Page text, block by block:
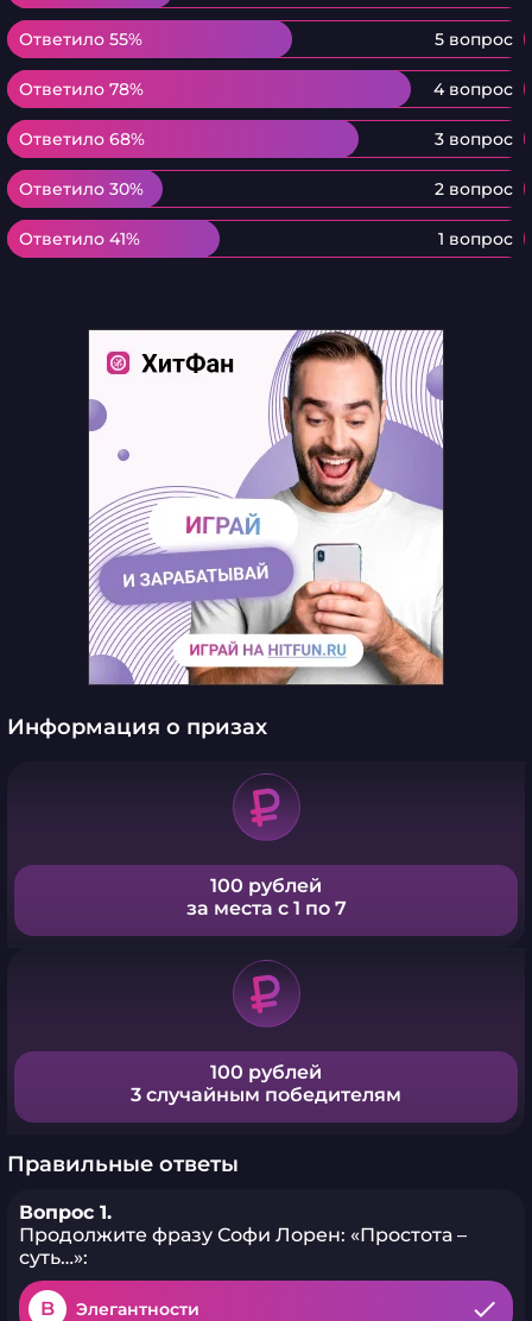
Ответило 55% 5 вопрос
Ответило 55%
Ответило 78% 4 вопрос
Ответило 78%
Ответило 68% 3 вопрос
Ответило 68%
Ответило 30% 2 вопрос
Ответило 30%
Ответило 41% 1 вопрос
Ответило 41%
Информация о призах
100 рублей
за места с 1 по 7
100 рублей
3 случайным победителям
Правильные ответы
Вопрос 1.
Продолжите фразу Софи Лорен: «Простота –
суть…»:
B Элегантности